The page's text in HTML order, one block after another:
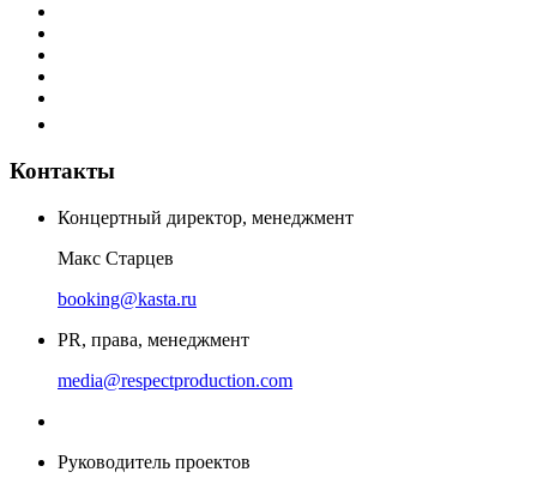
Контакты
Концертный директор, менеджмент
Макс Старцев
booking@kasta.ru
PR, права, менеджмент
media@respectproduction.com
Руководитель проектов